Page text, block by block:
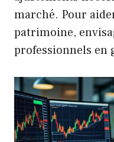
marché. Pour
patrimoine,
professionnels en